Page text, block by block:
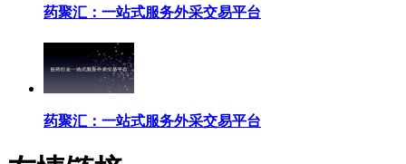
药聚汇：一站式服务外采交易平台
药聚汇：一站式服务外采交易平台